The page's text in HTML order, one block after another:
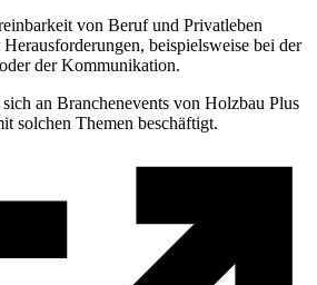
von Beruf und Privatleben
beispielsweise bei der
der Kommunikation.
an Branchenevents von Holzbau Plus
solchen Themen beschäftigt.